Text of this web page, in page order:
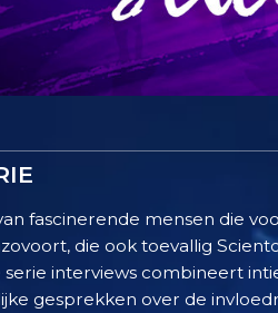
fascinerende mensen die
die ook toevallig
serie interviews combineert
gesprekken over de